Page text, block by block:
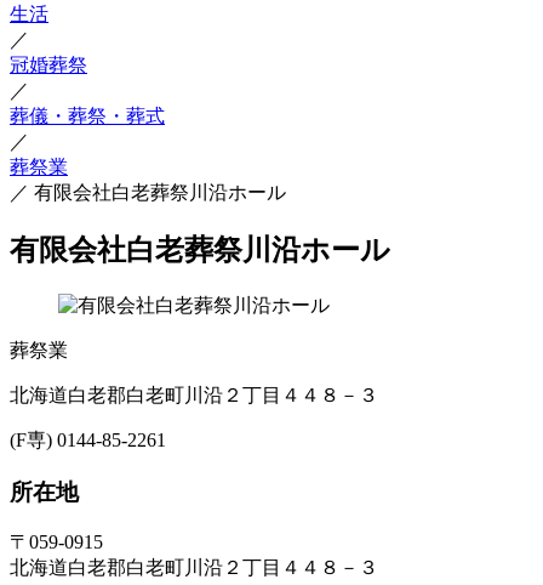
生活
／
冠婚葬祭
／
葬儀・葬祭・葬式
／
葬祭業
／ 有限会社白老葬祭川沿ホール
有限会社白老葬祭川沿ホール
葬祭業
北海道白老郡白老町川沿２丁目４４８－３
(F専) 0144-85-2261
所在地
〒059-0915
北海道白老郡白老町川沿２丁目４４８－３